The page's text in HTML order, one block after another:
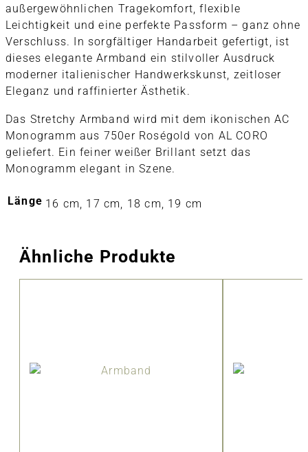
außergewöhnlichen Tragekomfort, flexible
Leichtigkeit und eine perfekte Passform – ganz ohne
Verschluss. In sorgfältiger Handarbeit gefertigt, ist
dieses elegante Armband ein stilvoller Ausdruck
moderner italienischer Handwerkskunst, zeitloser
Eleganz und raffinierter Ästhetik.
Das Stretchy Armband wird mit dem ikonischen AC
Monogramm aus 750er Roségold von AL CORO
geliefert. Ein feiner weißer Brillant setzt das
Monogramm elegant in Szene.
Länge 16 cm, 17 cm, 18 cm, 19 cm
Ähnliche Produkte